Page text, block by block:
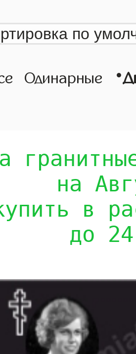
Одинарные •
на
в
до